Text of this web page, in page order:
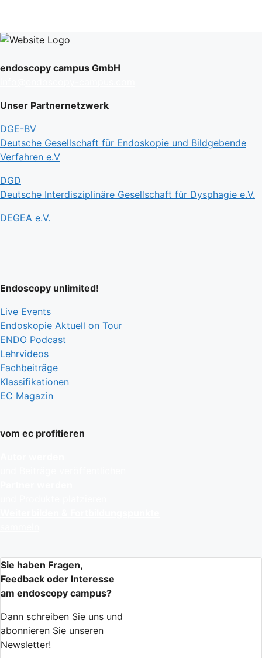
endoscopy campus GmbH
Unser Partnernetzwerk
DGE-BV
Deutsche Gesellschaft für Endoskopie und Bildgebende
Verfahren e.V
DGD
Deutsche Interdisziplinäre Gesellschaft für Dysphagie e.V.
DEGEA e.V.
Endoscopy unlimited!
Live Events
Endoskopie Aktuell on Tour
ENDO Podcast
Lehrvideos
Fachbeiträge
Klassifikationen
EC Magazin
vom ec profitieren
Sie haben Fragen,
Feedback oder Interesse
am endoscopy campus?
Dann schreiben Sie uns und
abonnieren Sie unseren
Newsletter!